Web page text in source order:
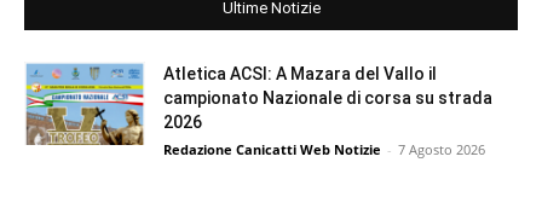
Ultime Notizie
Atletica ACSI: A Mazara del Vallo il
campionato Nazionale di corsa su strada
2026
Redazione Canicatti Web Notizie - 7 Agosto 2026